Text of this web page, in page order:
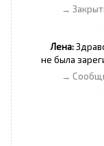
→
Лена:
не была
→